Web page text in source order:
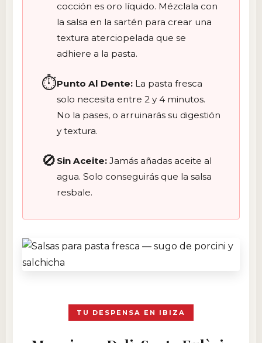
cocción es oro líquido. Mézclala con
la salsa en la sartén para crear una
textura aterciopelada que se
adhiere a la pasta.
⏱️Punto Al Dente: La pasta fresca
solo necesita entre 2 y 4 minutos.
No la pases, o arruinarás su digestión
y textura.
🚫 Sin Aceite: Jamás añadas aceite al
agua. Solo conseguirás que la salsa
resbale.
TU DESPENSA EN IBIZA